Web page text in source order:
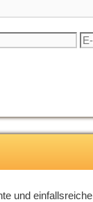
E-
und